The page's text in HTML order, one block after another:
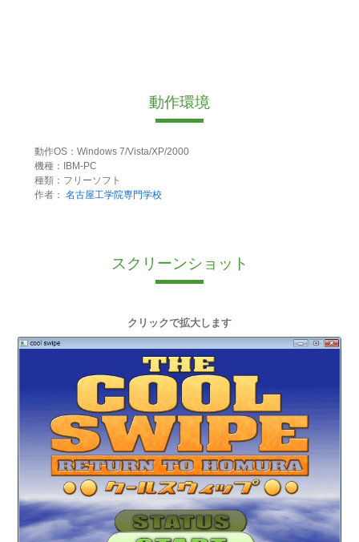
動作環境
動作OS：Windows 7/Vista/XP/2000
機種：IBM-PC
種類：フリーソフト
作者： 名古屋工学院専門学校
スクリーンショット
クリックで拡大します